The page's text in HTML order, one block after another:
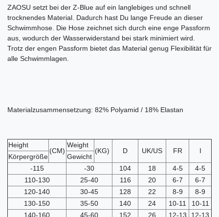
ZAOSU setzt bei der Z-Blue auf ein langlebiges und schnell
trocknendes Material. Dadurch hast Du lange Freude an dieser
Schwimmhose. Die Hose zeichnet sich durch eine enge Passform
aus, wodurch der Wasserwiderstand bei stark minimiert wird.
Trotz der engen Passform bietet das Material genug Flexibilität für
alle Schwimmlagen.
Materialzusammensetzung: 82% Polyamid / 18% Elastan
Height
(CM)
Weight
(KG) D UK/US FR I
Körpergröße
Gewicht
-115
-30 104 18 4-5
4-5
110-130
25-40 116 20 6-7
6-7
120-140
30-45 128 22 8-9
8-9
130-150
35-50 140 24 10-11
10-11
140-160
45-60 152 26 12-13 12-13